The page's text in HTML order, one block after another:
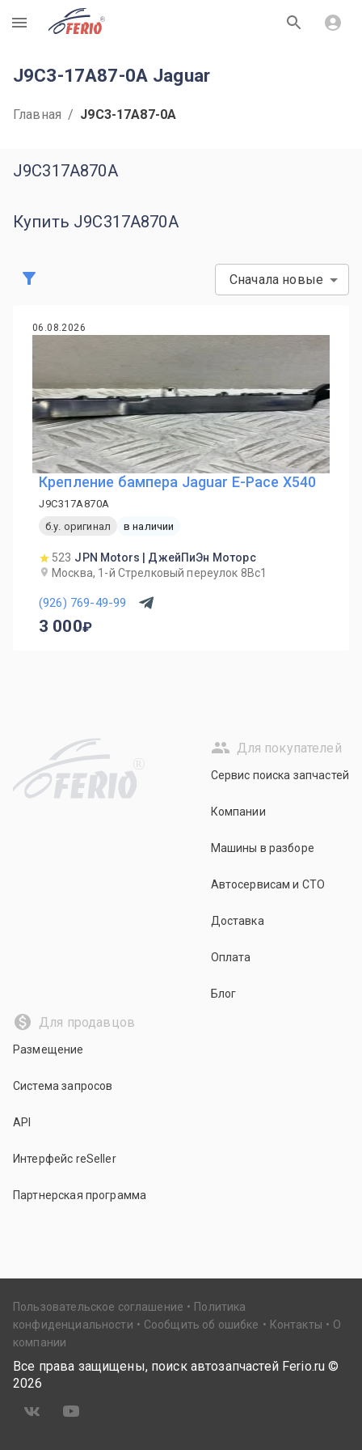
R
J9C3-17A87-0A Jaguar
Главная / J9C3-17A87-0A
J9C317A870A
Купить J9C317A870A
Сначала новые
06.08.2026
Крепление бампера Jaguar E-Pace X540
J9C317A870A
б.у. оригинал
в наличии
523 JPN Motors | ДжейПиЭн Моторс
Москва, 1-й Cтрелковый переулок 8Вс1
(926) 769-49-99
3 000
R
Для покупателей
Сервис поиска запчастей
Компании
Машины в разборе
Автосервисам и СТО
Доставка
Оплата
Блог
Для продавцов
Размещение
Система запросов
API
Интерфейс reSeller
Партнерская программа
Пользовательское соглашение
Политика
конфиденциальности
Сообщить об ошибке Контакты
О
компании
Все права защищены, поиск автозапчастей Ferio.ru ©
2026